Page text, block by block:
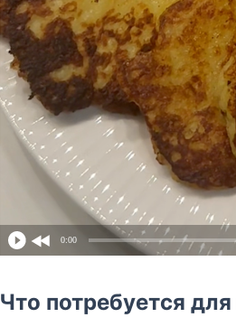
0:00
Что потребуется